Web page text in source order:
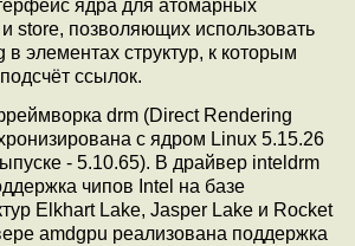
ядра для атомарных
store, позволяющих использовать
элементах структур, к которым
ссылок.
drm (Direct Rendering
с ядром Linux 5.15.26
- 5.10.65). В драйвер inteldrm
чипов Intel на базе
Elkhart Lake, Jasper Lake и Rocket
amdgpu реализована поддержка